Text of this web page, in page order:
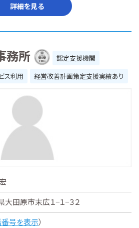
詳細を見る
務所
認定支援機関
ス利用
経営改善計画策定支援実績あり
大田原市末広１−１−３２
号を表示）